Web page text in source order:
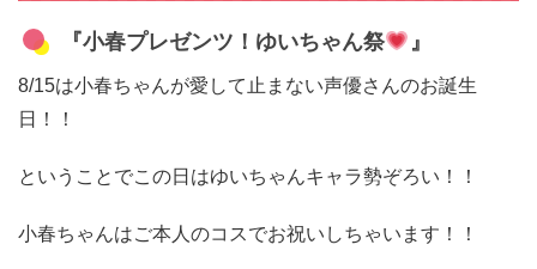
『小春プレゼンツ！ゆいちゃん祭 』
8/15は小春ちゃんが愛して止まない声優さんのお誕生
日！！
ということでこの日はゆいちゃんキャラ勢ぞろい！！
小春ちゃんはご本人のコスでお祝いしちゃいます！！